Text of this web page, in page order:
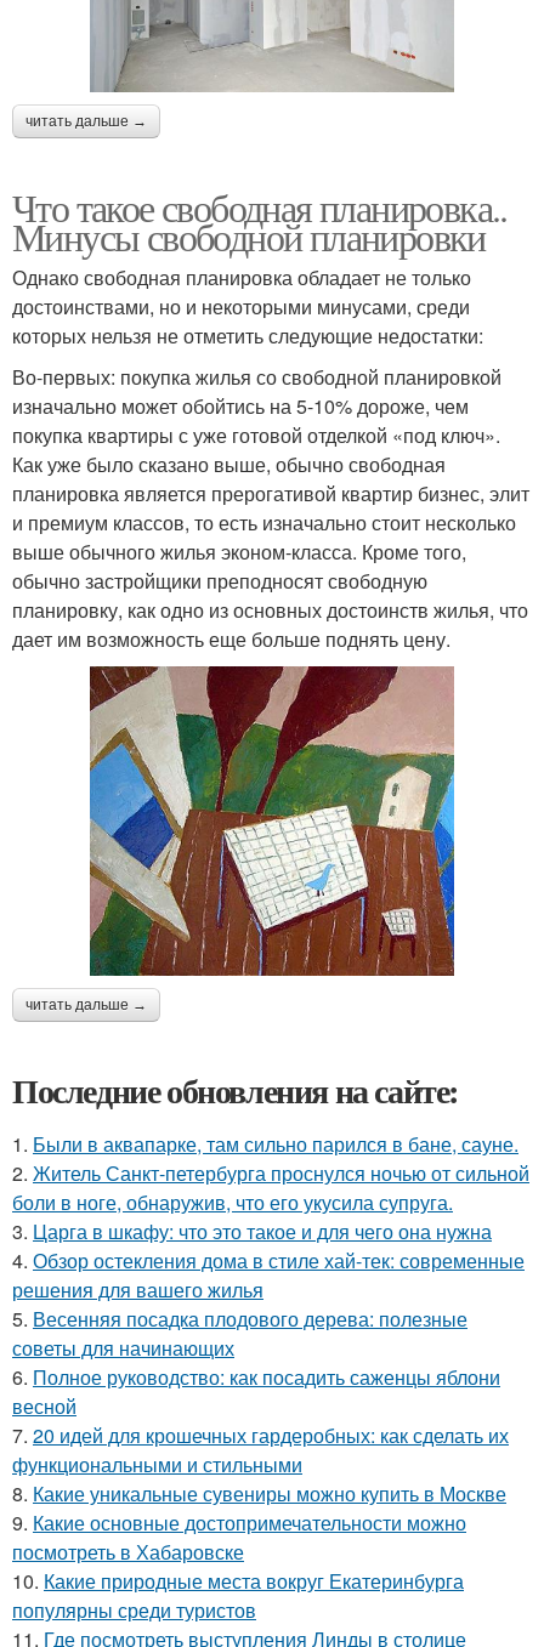
читать дальше →
Что такое свободная планировка..
Минусы свободной планировки
Однако свободная планировка обладает не только
достоинствами, но и некоторыми минусами, среди
которых нельзя не отметить следующие недостатки:
Во-первых: покупка жилья со свободной планировкой
изначально может обойтись на 5-10% дороже, чем
покупка квартиры с уже готовой отделкой «под ключ».
Как уже было сказано выше, обычно свободная
планировка является прерогативой квартир бизнес, элит
и премиум классов, то есть изначально стоит несколько
выше обычного жилья эконом-класса. Кроме того,
обычно застройщики преподносят свободную
планировку, как одно из основных достоинств жилья, что
дает им возможность еще больше поднять цену.
читать дальше →
Последние обновления на сайте:
1. Были в аквапарке, там сильно парился в бане, сауне.
2. Житель Санкт-петербурга проснулся ночью от сильной
боли в ноге, обнаружив, что его укусила супруга.
3. Царга в шкафу: что это такое и для чего она нужна
4. Обзор остекления дома в стиле хай-тек: современные
решения для вашего жилья
5. Весенняя посадка плодового дерева: полезные
советы для начинающих
6. Полное руководство: как посадить саженцы яблони
весной
7. 20 идей для крошечных гардеробных: как сделать их
функциональными и стильными
8. Какие уникальные сувениры можно купить в Москве
9. Какие основные достопримечательности можно
посмотреть в Хабаровске
10. Какие природные места вокруг Екатеринбурга
популярны среди туристов
11. Где посмотреть выступления Линды в столице